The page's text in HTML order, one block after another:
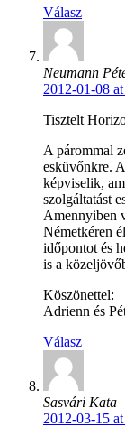
Válasz
Neumann
2012-01-08
Tisztelt
A párommal
esküvőnkre.
képviselik,
szolgáltatást
Amennyiben
Németkéren
időpontot és
is a
Köszönettel:
Adrienn és
Válasz
Sasvári Kata
2012-03-15 at